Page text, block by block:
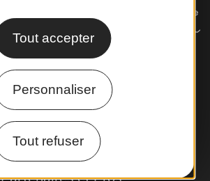
Tout accepter
Personnaliser
Tout refuser
Comment venir ?
Espace Pro
Observatoire